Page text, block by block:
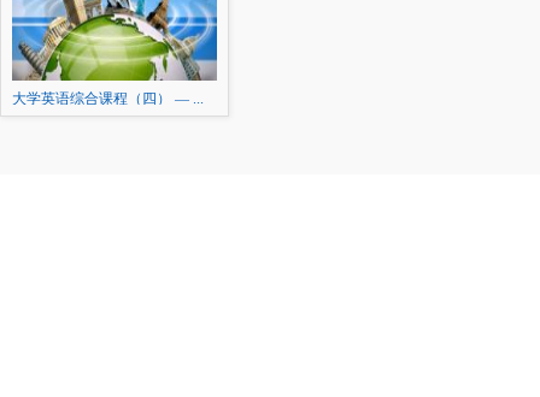
大学英语综合课程（四） — ...